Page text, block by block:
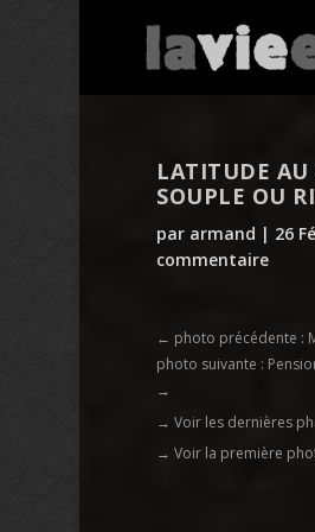
LATITUDE AU
SOUPLE OU
par armand | 26
commentaire
← photo précédente :
photo suivante :
→
→ Voir les dernières
→ Voir la première